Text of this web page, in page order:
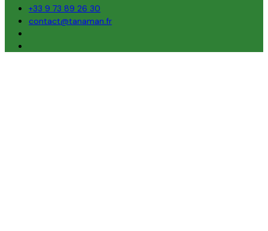
+33 9 73 89 26 30
contact@tanaman.fr